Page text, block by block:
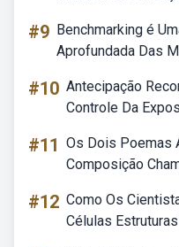
#9 Benchmarking é
Aprofundada Das
#10 Antecipação
Controle Da
#11 Os Dois Poemas
Composição
#12 Como Os
Células